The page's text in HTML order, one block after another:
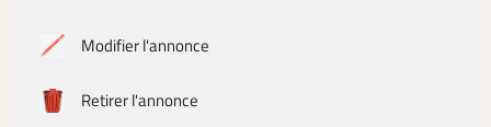
Modifier l'annonce
Retirer l'annonce